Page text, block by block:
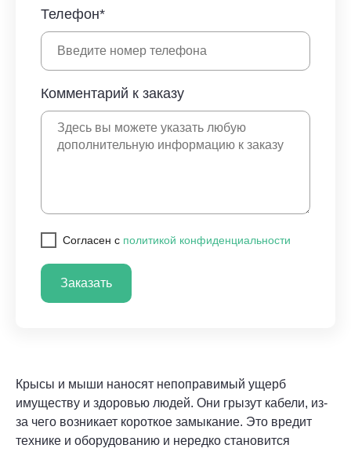
Телефон*
Комментарий к заказу
Cогласен с политикой конфиденциальности
Заказать
Крысы и мыши наносят непоправимый ущерб
имуществу и здоровью людей. Они грызут кабели, из-
за чего возникает короткое замыкание. Это вредит
технике и оборудованию и нередко становится